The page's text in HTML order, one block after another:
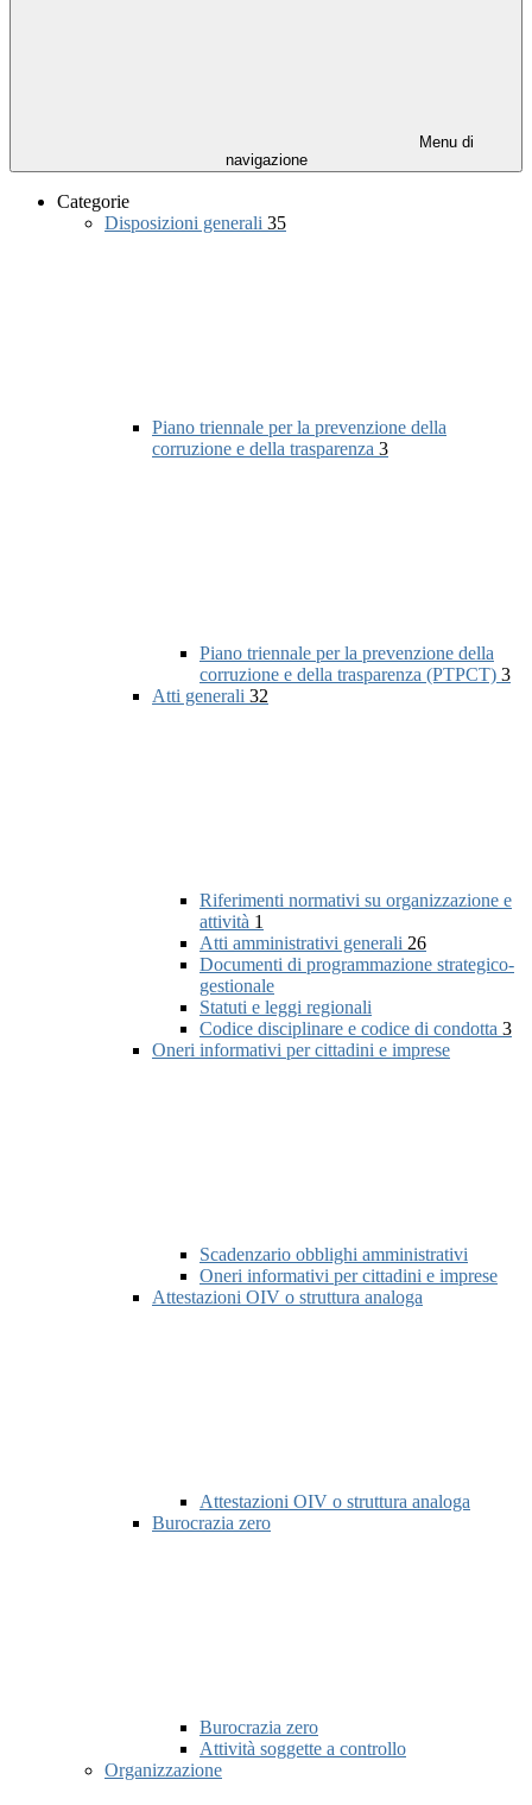
Menu di
navigazione
Categorie
Disposizioni generali 35
Piano triennale per la prevenzione della
corruzione e della trasparenza 3
Piano triennale per la prevenzione della
corruzione e della trasparenza (PTPCT) 3
Atti generali 32
Riferimenti normativi su organizzazione e
attività 1
Atti amministrativi generali 26
Documenti di programmazione strategico-
gestionale
Statuti e leggi regionali
Codice disciplinare e codice di condotta 3
Oneri informativi per cittadini e imprese
Scadenzario obblighi amministrativi
Oneri informativi per cittadini e imprese
Attestazioni OIV o struttura analoga
Attestazioni OIV o struttura analoga
Burocrazia zero
Burocrazia zero
Attività soggette a controllo
Organizzazione